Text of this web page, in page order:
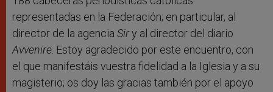
representadas en la Federación; en particular, al
director de la agencia Siry al director del diario
Avvenire. Estoy agradecido por este encuentro, con
el que manifestáis vuestra fidelidad a la Iglesia y a su
magisterio; os doy las gracias también por el apoyo